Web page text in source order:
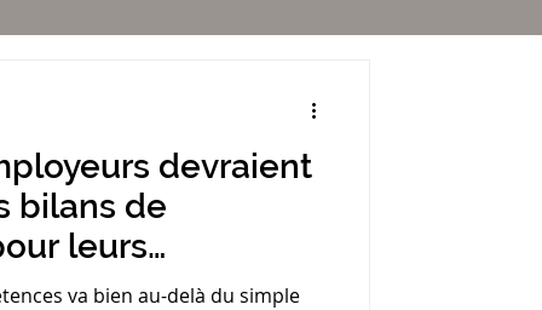
devraient
bilans de
leurs
va bien au-delà du simple